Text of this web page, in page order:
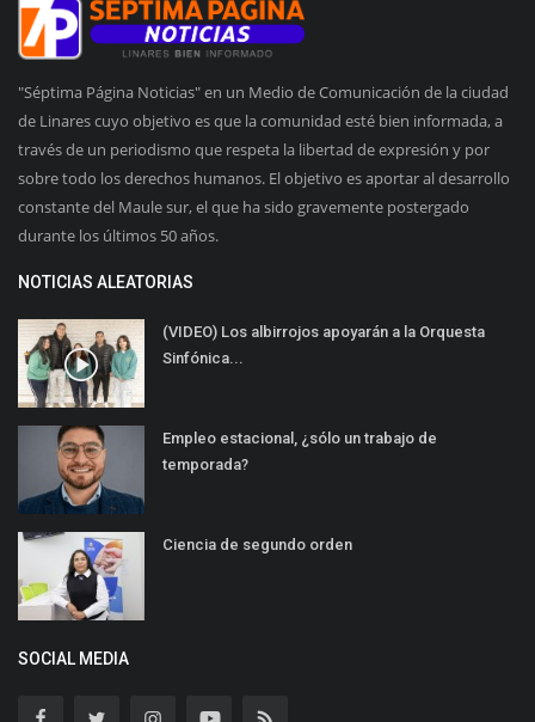
"Séptima Página Noticias" en un Medio de Comunicación de la ciudad
de Linares cuyo objetivo es que la comunidad esté bien informada, a
través de un periodismo que respeta la libertad de expresión y por
sobre todo los derechos humanos. El objetivo es aportar al desarrollo
constante del Maule sur, el que ha sido gravemente postergado
durante los últimos 50 años.
NOTICIAS ALEATORIAS
(VIDEO) Los albirrojos apoyarán a la Orquesta
Sinfónica...
Empleo estacional, ¿sólo un trabajo de
temporada?
Ciencia de segundo orden
SOCIAL MEDIA